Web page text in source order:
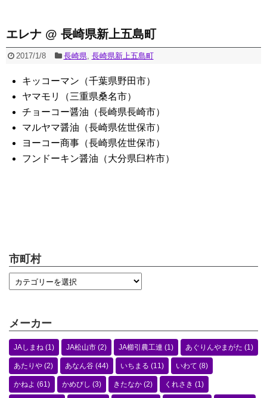
エレナ @ 長崎県新上五島町
2017/1/8 長崎県, 長崎県新上五島町
キッコーマン（千葉県野田市）
ヤマモリ（三重県桑名市）
チョーコー醤油（長崎県長崎市）
マルヤマ醤油（長崎県佐世保市）
ヨーコー商事（長崎県佐世保市）
フンドーキン醤油（大分県臼杵市）
市町村
メーカー
JAしまね (1) JA松山市 (2) JA櫛引農工連 (1) あぐりんやまがた (1)
あたりや (2) あなん谷 (44) いちまる (11) いわて (8)
かねよ (61) かめびし (3) きたなか (2) くれさき (1)